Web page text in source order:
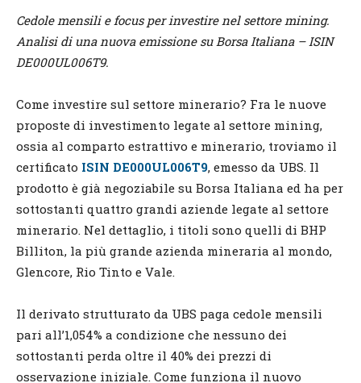
Cedole mensili e focus per investire nel settore mining.
Analisi di una nuova emissione su Borsa Italiana – ISIN
DE000UL006T9.
Come investire sul settore minerario? Fra le nuove
proposte di investimento legate al settore mining,
ossia al comparto estrattivo e minerario, troviamo il
certificato ISIN DE000UL006T9, emesso da UBS. Il
prodotto è già negoziabile su Borsa Italiana ed ha per
sottostanti quattro grandi aziende legate al settore
minerario. Nel dettaglio, i titoli sono quelli di BHP
Billiton, la più grande azienda mineraria al mondo,
Glencore, Rio Tinto e Vale.
Il derivato strutturato da UBS paga cedole mensili
pari all’1,054% a condizione che nessuno dei
sottostanti perda oltre il 40% dei prezzi di
osservazione iniziale. Come funziona il nuovo